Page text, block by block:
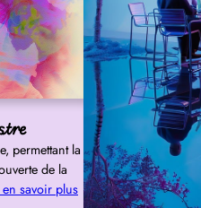
permettant la
de la
savoir plus